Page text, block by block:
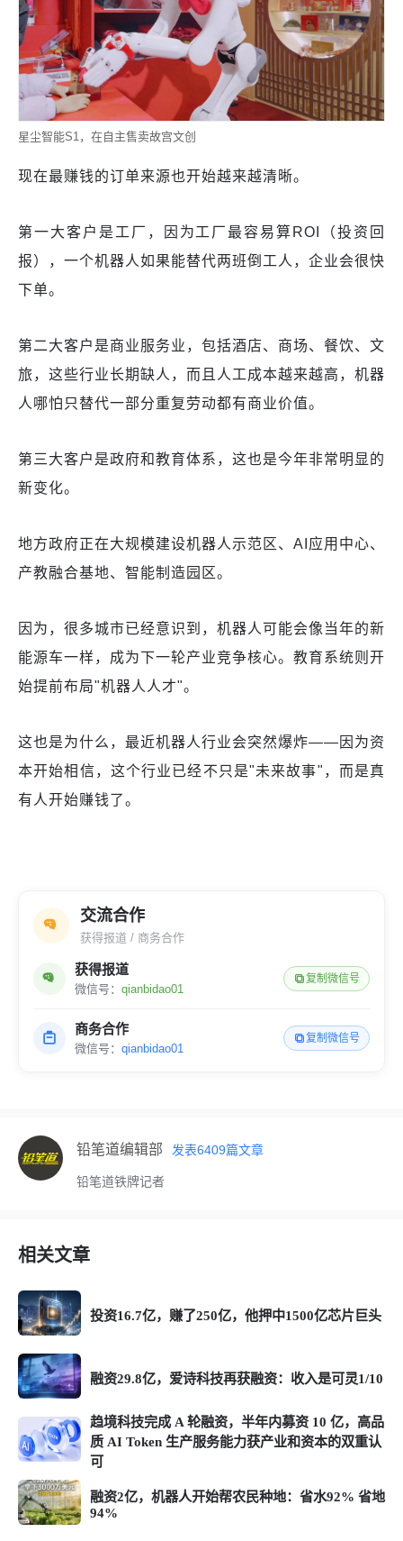
星尘智能S1，在自主售卖故宫文创
现在最赚钱的订单来源也开始越来越清晰。
第一大客户是工厂，因为工厂最容易算ROI（投资回
报），一个机器人如果能替代两班倒工人，企业会很快
下单。
第二大客户是商业服务业，包括酒店、商场、餐饮、文
旅，这些行业长期缺人，而且人工成本越来越高，机器
人哪怕只替代一部分重复劳动都有商业价值。
第三大客户是政府和教育体系，这也是今年非常明显的
新变化。
地方政府正在大规模建设机器人示范区、AI应用中心、
产教融合基地、智能制造园区。
因为，很多城市已经意识到，机器人可能会像当年的新
能源车一样，成为下一轮产业竞争核心。教育系统则开
始提前布局"机器人人才"。
这也是为什么，最近机器人行业会突然爆炸——因为资
本开始相信，这个行业已经不只是"未来故事"，而是真
有人开始赚钱了。
交流合作
获得报道 / 商务合作
获得报道
微信号： qianbidao01
复制微信号
商务合作
微信号： qianbidao01
复制微信号
铅笔道编辑部 发表6409篇文章
铅笔道铁牌记者
相关文章
投资16.7亿，赚了250亿，他押中1500亿芯片巨头
融资29.8亿，爱诗科技再获融资：收入是可灵1/10
趋境科技完成 A 轮融资，半年内募资 10 亿，高品
质 AI Token 生产服务能力获产业和资本的双重认
可
融资2亿，机器人开始帮农民种地：省水92% 省地
94%